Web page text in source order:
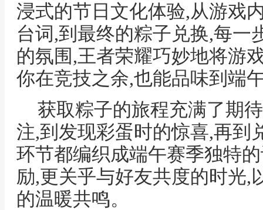
浸式的节日文化体验,从游戏
台词,到最终的粽子兑换,每一
的氛围,王者荣耀巧妙地将游
你在竞技之余,也能品味到端
获取粽子的旅程充满了期
注,到发现彩蛋时的惊喜,再到
环节都编织成端午赛季独特
励,更关乎与好友共度的时光,
的温暖共鸣。